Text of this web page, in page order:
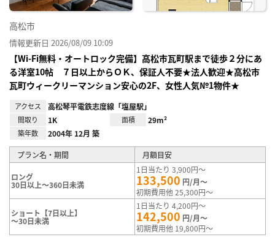
高松市
情報更新日 2026/08/09 10:09
【Wi-Fi無料・オートロック完備】高松市瓦町駅まで徒歩２分にあ
る洋室10帖 ７日以上からＯＫ、保証人不要★法人歓迎★高松市
瓦町ウィークリーマンション安心の2F、女性人気№1物件★
アクセス 高松琴平電鉄志度線「塩屋駅」
間取り 1K 面積 29m²
築年数 2004年 12月 築
プラン名・期間 月額目安
ロング
30日以上～360日未満
1日当たり 3,900円～
133,500 円/月～
初期費用他 25,300円～
ショート【7日以上】
～30日未満
1日当たり 4,200円～
142,500 円/月～
初期費用他 19,800円～